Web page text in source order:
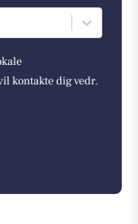
kontakte dig vedr.